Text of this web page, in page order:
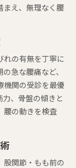
まえ、無理なく腰
れの有無を丁寧に
急な腰痛など、
機関の受診を最優
、骨盤の傾きと
腰の動きを検査
股関節・もも前の